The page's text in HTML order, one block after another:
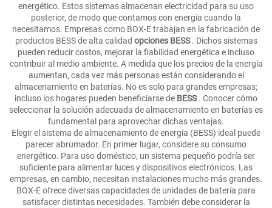
energético. Estos sistemas almacenan electricidad para su uso
posterior, de modo que contamos con energía cuando la
necesitamos. Empresas como BOX-E trabajan en la fabricación de
productos BESS de alta calidad opciones BESS. Dichos sistemas
pueden reducir costos, mejorar la fiabilidad energética e incluso
contribuir al medio ambiente. A medida que los precios de la energía
aumentan, cada vez más personas están considerando el
almacenamiento en baterías. No es solo para grandes empresas;
incluso los hogares pueden beneficiarse de BESS. Conocer cómo
seleccionar la solución adecuada de almacenamiento en baterías es
fundamental para aprovechar dichas ventajas.
Elegir el sistema de almacenamiento de energía (BESS) ideal puede
parecer abrumador. En primer lugar, considere su consumo
energético. Para uso doméstico, un sistema pequeño podría ser
suficiente para alimentar luces y dispositivos electrónicos. Las
empresas, en cambio, necesitan instalaciones mucho más grandes.
BOX-E ofrece diversas capacidades de unidades de batería para
satisfacer distintas necesidades. También debe considerar la